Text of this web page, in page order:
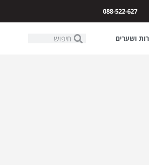
088-522-627
ושערים